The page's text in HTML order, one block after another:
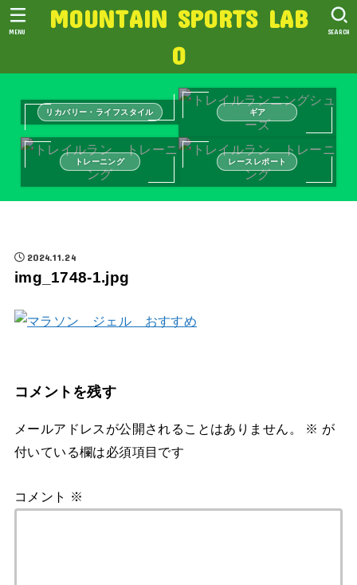
MOUNTAIN SPORTS LAB
O
SEARCH
MENU
リカバリー・ライフスタイル ギア
トレーニング レースレポート
2024.11.24
img_1748-1.jpg
コメントを残す
メールアドレスが公開されることはありません。 ※ が
付いている欄は必須項目です
コメント ※